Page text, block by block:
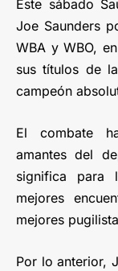
Este sábado
Joe Saunders
WBA y WBO,
sus títulos de
campeón
El combate
amantes del
significa
mejores
mejores
Por lo anterior,